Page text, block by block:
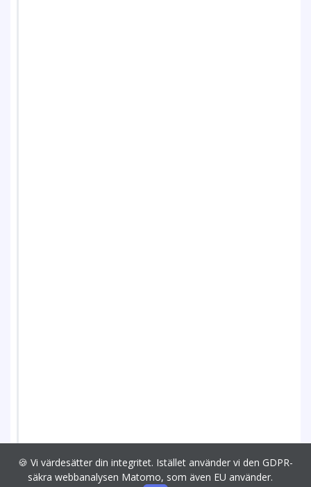
🍪 Vi värdesätter din integritet. Istället använder vi den GDPR-
säkra webbanalysen Matomo, som även EU använder.